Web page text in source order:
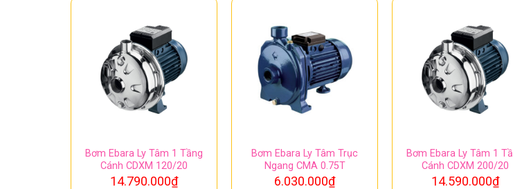
Bơm Ebara Ly Tâm 1 Tầng
Cánh CDXM 120/20
14.790.000₫
Bơm Ebara Ly Tâm Trục
Ngang CMA 0.75T
6.030.000₫
Bơm Ebara Ly Tâm 1
Cánh CDXM 200/20
14.590.000₫